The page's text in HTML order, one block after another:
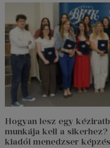
Hogyan lesz egy
munkája kell a
kiadói menedzser